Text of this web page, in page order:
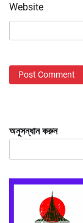
Website
অনুসন্ধান করুন